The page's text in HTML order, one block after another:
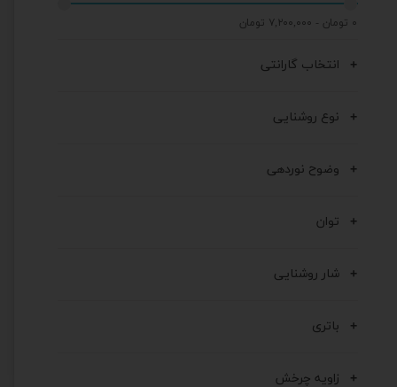
۰ تومان - ۷,۲۰۰,۰۰۰ تومان
انتخاب گارانتی
نوع روشنایی
وضوح نوردهی
توان
شار روشنایی
باتری
زاویه چرخش